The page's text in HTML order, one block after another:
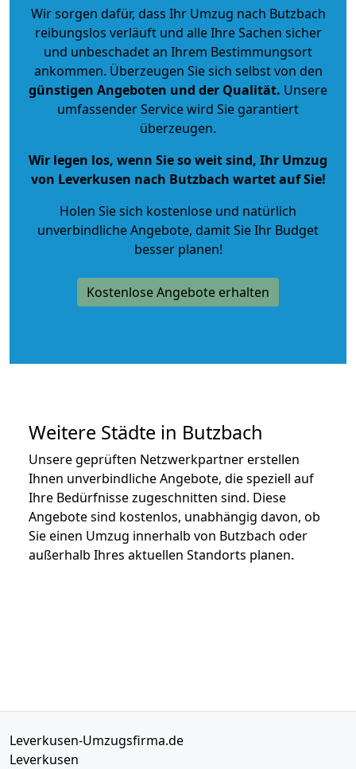
Wir sorgen dafür, dass Ihr Umzug nach Butzbach
reibungslos verläuft und alle Ihre Sachen sicher
und unbeschadet an Ihrem Bestimmungsort
ankommen. Überzeugen Sie sich selbst von den
günstigen Angeboten und der Qualität. Unsere
umfassender Service wird Sie garantiert
überzeugen.
Wir legen los, wenn Sie so weit sind, Ihr Umzug
von Leverkusen nach Butzbach wartet auf Sie!
Holen Sie sich kostenlose und natürlich
unverbindliche Angebote, damit Sie Ihr Budget
besser planen!
Kostenlose Angebote erhalten
Weitere Städte in Butzbach
Unsere geprüften Netzwerkpartner erstellen
Ihnen unverbindliche Angebote, die speziell auf
Ihre Bedürfnisse zugeschnitten sind. Diese
Angebote sind kostenlos, unabhängig davon, ob
Sie einen Umzug innerhalb von Butzbach oder
außerhalb Ihres aktuellen Standorts planen.
Leverkusen-Umzugsfirma.de
Leverkusen